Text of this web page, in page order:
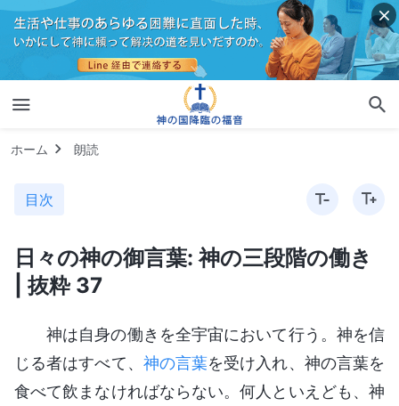
ホーム 朗読
目次
日々の神の御言葉: 神の三段階の働き
| 抜粋 37
神は自身の働きを全宇宙において行う。神を信
じる者はすべて、 神の言葉を受け入れ、神の言葉を
食べて飲まなければならない。何人といえども、神